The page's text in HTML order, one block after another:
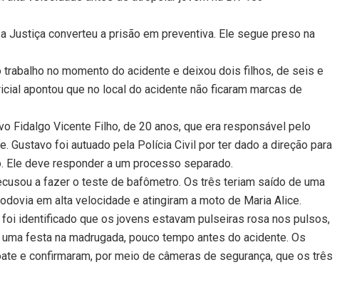
Justiça converteu a prisão em preventiva. Ele segue preso na
trabalho no momento do acidente e deixou dois filhos, de seis e
apontou que no local do acidente não ficaram marcas de
Fidalgo Vicente Filho, de 20 anos, que era responsável pelo
Gustavo foi autuado pela Polícia Civil por ter dado a direção para
Ele deve responder a um processo separado.
a fazer o teste de bafômetro. Os três teriam saído de uma
em alta velocidade e atingiram a moto de Maria Alice.
identificado que os jovens estavam pulseiras rosa nos pulsos,
festa na madrugada, pouco tempo antes do acidente. Os
e confirmaram, por meio de câmeras de segurança, que os três